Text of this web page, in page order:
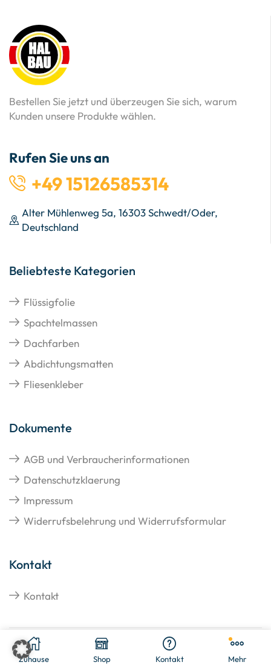
Zuhause Shop Kontakt Mehr
Bestellen Sie jetzt und überzeugen Sie sich, warum
Kunden unsere Produkte wählen.
Rufen Sie uns an
+49 15126585314
Alter Mühlenweg 5a, 16303 Schwedt/Oder,
Deutschland
Beliebteste Kategorien
Flüssigfolie
Spachtelmassen
Dachfarben
Abdichtungsmatten
Fliesenkleber
Dokumente
AGB und Verbraucherinformationen
Datenschutzklaerung
Impressum
Widerrufsbelehrung und Widerrufsformular
Kontakt
Kontakt
Copyright © 2026 Hangato GmbH